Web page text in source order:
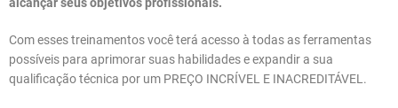
Com esses treinamentos você terá acesso à todas as ferramentas
possíveis para aprimorar suas habilidades e expandir a sua
qualificação técnica por um PREÇO INCRÍVEL E INACREDITÁVEL.